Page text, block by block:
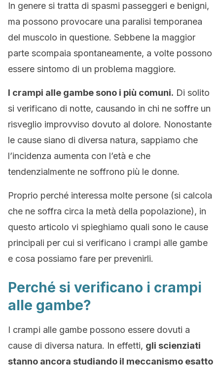
In genere si tratta di spasmi passeggeri e benigni,
ma possono provocare una paralisi temporanea
del muscolo in questione. Sebbene la maggior
parte scompaia spontaneamente, a volte possono
essere sintomo di un problema maggiore.
I crampi alle gambe sono i più comuni. Di solito
si verificano di notte, causando in chi ne soffre un
risveglio improvviso dovuto al dolore. Nonostante
le cause siano di diversa natura, sappiamo che
l’incidenza aumenta con l’età e che
tendenzialmente ne soffrono più le donne.
Proprio perché interessa molte persone (si calcola
che ne soffra circa la metà della popolazione), in
questo articolo vi spieghiamo quali sono le cause
principali per cui si verificano i crampi alle gambe
e cosa possiamo fare per prevenirli.
Perché si verificano i crampi
alle gambe?
I crampi alle gambe possono essere dovuti a
cause di diversa natura. In effetti, gli scienziati
stanno ancora studiando il meccanismo esatto